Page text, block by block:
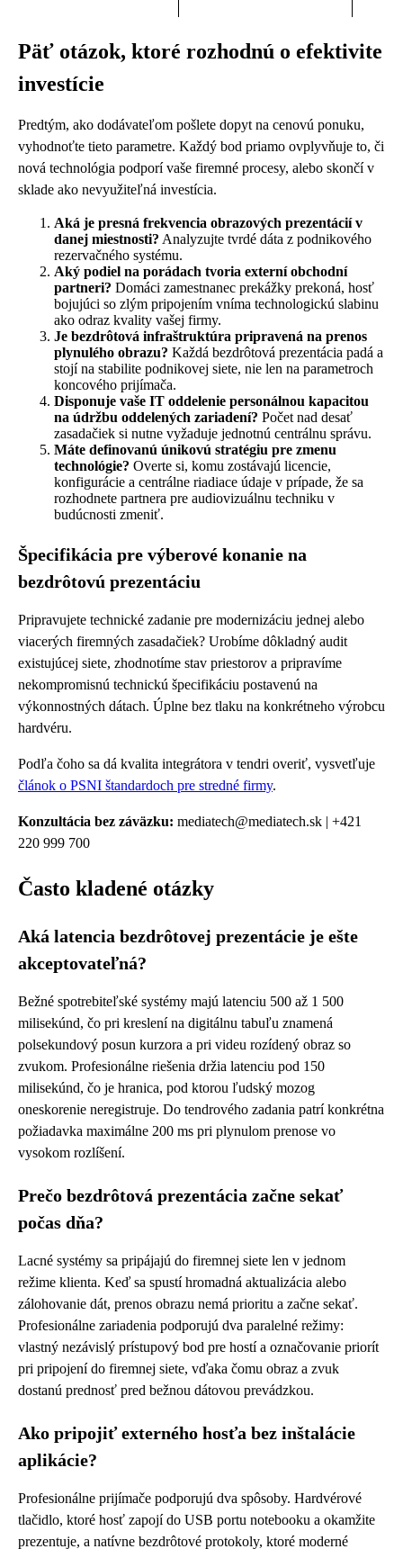
Päť otázok, ktoré rozhodnú o efektivite
investície
Predtým, ako dodávateľom pošlete dopyt na cenovú ponuku,
vyhodnoťte tieto parametre. Každý bod priamo ovplyvňuje to, či
nová technológia podporí vaše firemné procesy, alebo skončí v
sklade ako nevyužiteľná investícia.
Aká je presná frekvencia obrazových prezentácií v
danej miestnosti? Analyzujte tvrdé dáta z podnikového
rezervačného systému.
Aký podiel na porádach tvoria externí obchodní
partneri? Domáci zamestnanec prekážky prekoná, hosť
bojujúci so zlým pripojením vníma technologickú slabinu
ako odraz kvality vašej firmy.
Je bezdrôtová infraštruktúra pripravená na prenos
plynulého obrazu? Každá bezdrôtová prezentácia padá a
stojí na stabilite podnikovej siete, nie len na parametroch
koncového prijímača.
Disponuje vaše IT oddelenie personálnou kapacitou
na údržbu oddelených zariadení? Počet nad desať
zasadačiek si nutne vyžaduje jednotnú centrálnu správu.
Máte definovanú únikovú stratégiu pre zmenu
technológie? Overte si, komu zostávajú licencie,
konfigurácie a centrálne riadiace údaje v prípade, že sa
rozhodnete partnera pre audiovizuálnu techniku v
budúcnosti zmeniť.
Špecifikácia pre výberové konanie na
bezdrôtovú prezentáciu
Pripravujete technické zadanie pre modernizáciu jednej alebo
viacerých firemných zasadačiek? Urobíme dôkladný audit
existujúcej siete, zhodnotíme stav priestorov a pripravíme
nekompromisnú technickú špecifikáciu postavenú na
výkonnostných dátach. Úplne bez tlaku na konkrétneho výrobcu
hardvéru.
Podľa čoho sa dá kvalita integrátora v tendri overiť, vysvetľuje
článok o PSNI štandardoch pre stredné firmy.
Konzultácia bez záväzku: mediatech@mediatech.sk | +421
220 999 700
Často kladené otázky
Aká latencia bezdrôtovej prezentácie je ešte
akceptovateľná?
Bežné spotrebiteľské systémy majú latenciu 500 až 1 500
milisekúnd, čo pri kreslení na digitálnu tabuľu znamená
polsekundový posun kurzora a pri videu rozídený obraz so
zvukom. Profesionálne riešenia držia latenciu pod 150
milisekúnd, čo je hranica, pod ktorou ľudský mozog
oneskorenie neregistruje. Do tendrového zadania patrí konkrétna
požiadavka maximálne 200 ms pri plynulom prenose vo
vysokom rozlíšení.
Prečo bezdrôtová prezentácia začne sekať
počas dňa?
Lacné systémy sa pripájajú do firemnej siete len v jednom
režime klienta. Keď sa spustí hromadná aktualizácia alebo
zálohovanie dát, prenos obrazu nemá prioritu a začne sekať.
Profesionálne zariadenia podporujú dva paralelné režimy:
vlastný nezávislý prístupový bod pre hostí a označovanie priorít
pri pripojení do firemnej siete, vďaka čomu obraz a zvuk
dostanú prednosť pred bežnou dátovou prevádzkou.
Ako pripojiť externého hosťa bez inštalácie
aplikácie?
Profesionálne prijímače podporujú dva spôsoby. Hardvérové
tlačidlo, ktoré hosť zapojí do USB portu notebooku a okamžite
prezentuje, a natívne bezdrôtové protokoly, ktoré moderné